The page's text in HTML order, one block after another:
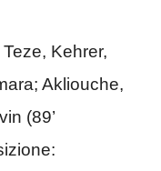
Kehrer,
Akliouche,
(89’